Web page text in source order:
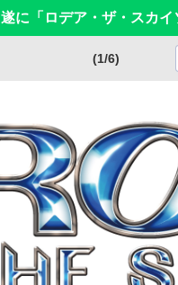
遂に「ロデア・ザ・スカ
(1/6)